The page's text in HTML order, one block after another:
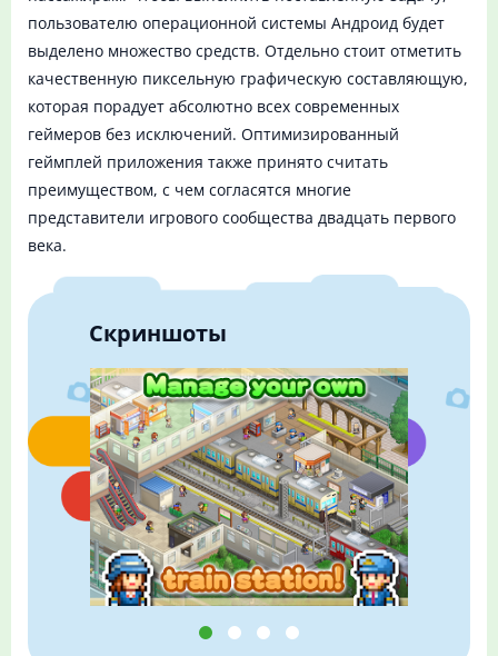
пользователю операционной системы Андроид будет
выделено множество средств. Отдельно стоит отметить
качественную пиксельную графическую составляющую,
которая порадует абсолютно всех современных
геймеров без исключений. Оптимизированный
геймплей приложения также принято считать
преимуществом, с чем согласятся многие
представители игрового сообщества двадцать первого
века.
Скриншоты